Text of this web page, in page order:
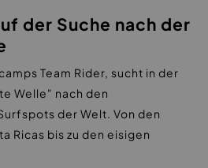
der Suche nach der
Team Rider, sucht in der
Welle" nach den
der Welt. Von den
Ricas bis zu den eisigen